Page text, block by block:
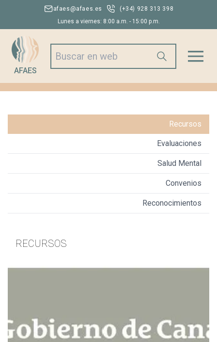
afaes@afaes.es
(+34) 928 313 398
Lunes a viernes: 8:00 a.m. - 15:00 p.m.
AFAES
Recursos
Evaluaciones
Salud Mental
Convenios
Reconocimientos
RECURSOS